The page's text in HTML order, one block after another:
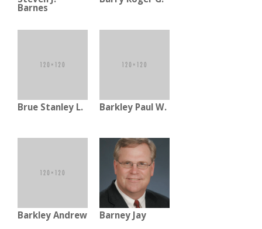
Barnes
Brue Stanley L. Barkley Paul W.
Barkley Andrew Barney Jay